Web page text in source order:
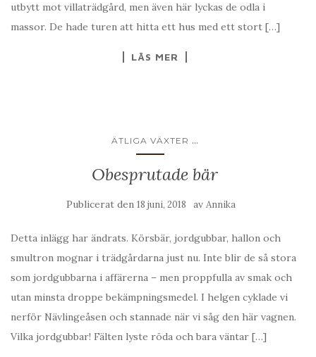
utbytt mot villaträdgård, men även här lyckas de odla i
massor. De hade turen att hitta ett hus med ett stort […]
LÄS MER
ÄTLIGA VÄXTER ...
Obesprutade bär
Publicerat den 18 juni, 2018 av Annika
Detta inlägg har ändrats. Körsbär, jordgubbar, hallon och
smultron mognar i trädgårdarna just nu. Inte blir de så stora
som jordgubbarna i affärerna – men proppfulla av smak och
utan minsta droppe bekämpningsmedel. I helgen cyklade vi
nerför Nävlingeåsen och stannade när vi såg den här vagnen.
Vilka jordgubbar! Fälten lyste röda och bara väntar […]